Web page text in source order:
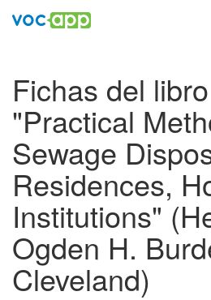
Fichas del
"Practical
Sewage
Residences,
Institutions"
Ogden H.
Cleveland)